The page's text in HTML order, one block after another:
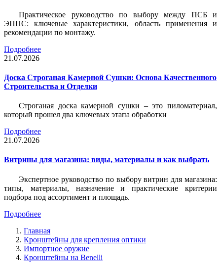
Практическое руководство по выбору между ПСБ и
ЭППС: ключевые характеристики, область применения и
рекомендации по монтажу.
Подробнее
21.07.2026
Доска Строганая Камерной Сушки: Основа Качественного
Строительства и Отделки
Строганая доска камерной сушки – это пиломатериал,
который прошел два ключевых этапа обработки
Подробнее
21.07.2026
Витрины для магазина: виды, материалы и как выбрать
Экспертное руководство по выбору витрин для магазина:
типы, материалы, назначение и практические критерии
подбора под ассортимент и площадь.
Подробнее
Главная
Кронштейны для крепления оптики
Импортное оружие
Кронштейны на Benelli